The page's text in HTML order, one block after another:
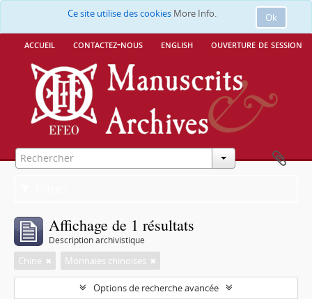
Ok
Ce site utilise des cookies More Info.
accueil contactez-nous english ouverture de session
Affichage de 1 résultats
Description archivistique
Chine Monnaies chinoises
Options de recherche avancée